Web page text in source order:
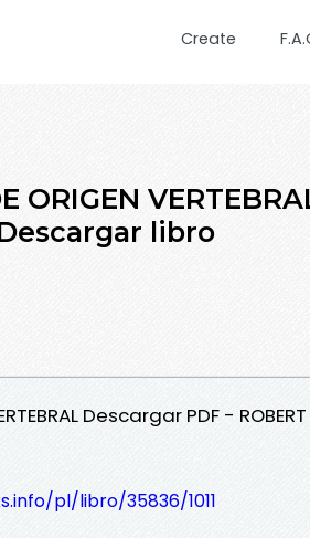
Create
ORIGEN
libro
Descargar PDF - ROBERT
pl/libro/35836/1011